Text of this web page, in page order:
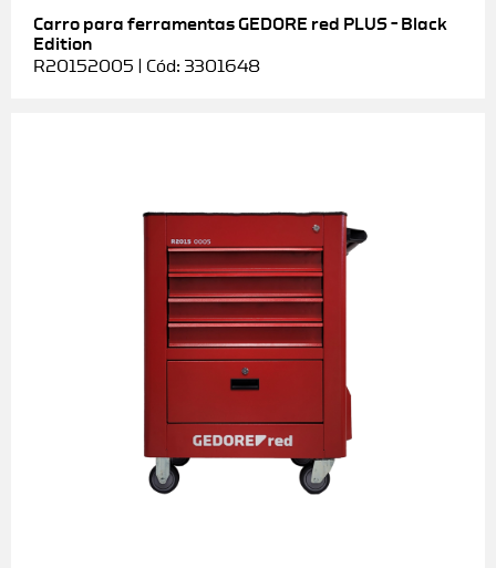
Carro para ferramentas GEDORE red PLUS – Black
Edition
R20152005 | Cód: 3301648